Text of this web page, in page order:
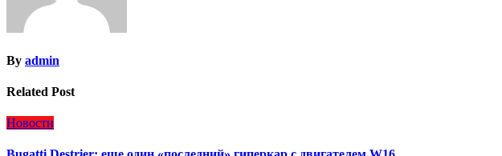
By admin
Related Post
Новости